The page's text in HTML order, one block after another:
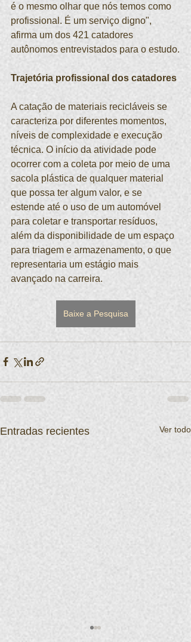
é o mesmo olhar que nós temos como
profissional. É um serviço digno",
afirma um dos 421 catadores
autônomos entrevistados para o estudo.
Trajetória profissional dos catadores
A catação de materiais recicláveis se
caracteriza por diferentes momentos,
níveis de complexidade e execução
técnica. O início da atividade pode
ocorrer com a coleta por meio de uma
sacola plástica de qualquer material
que possa ter algum valor, e se
estende até o uso de um automóvel
para coletar e transportar resíduos,
além da disponibilidade de um espaço
para triagem e armazenamento, o que
representaria um estágio mais
avançado na carreira.
Baixe a Pesquisa
Entradas recientes Ver todo